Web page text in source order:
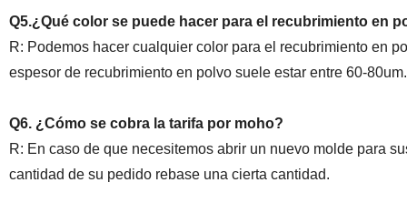
Q5.¿Qué color se puede hacer para el recubrimiento en
R: Podemos hacer cualquier color para el recubrimiento en
espesor de recubrimiento en polvo suele estar entre 60-80um.
Q6. ¿Cómo se cobra la tarifa por moho?
R: En caso de que necesitemos abrir un nuevo molde para
cantidad de su pedido rebase una cierta cantidad.